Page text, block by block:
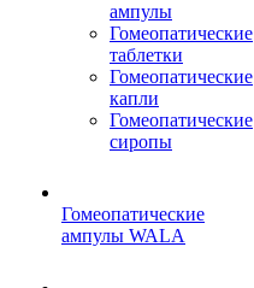
ампулы
Гомеопатические
таблетки
Гомеопатические
капли
Гомеопатические
сиропы
Гомеопатические
ампулы WALA